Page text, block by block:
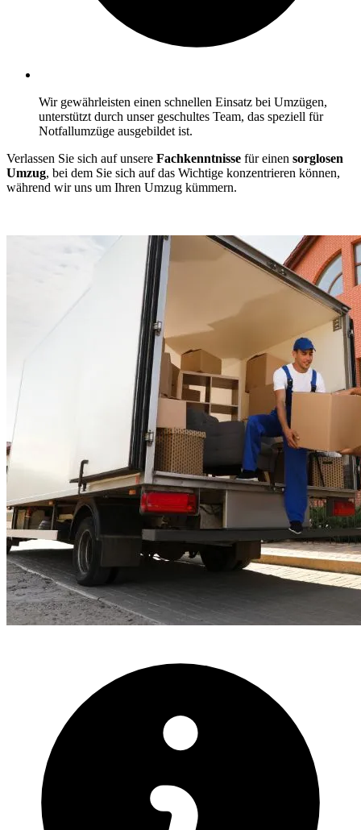
Wir gewährleisten einen schnellen Einsatz bei Umzügen,
unterstützt durch unser geschultes Team, das speziell für
Notfallumzüge ausgebildet ist.
Verlassen Sie sich auf unsere Fachkenntnisse für einen sorglosen
Umzug, bei dem Sie sich auf das Wichtige konzentrieren können,
während wir uns um Ihren Umzug kümmern.